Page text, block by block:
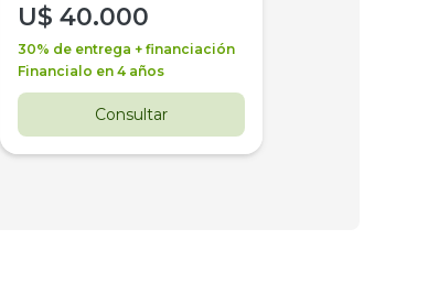
U$ 40.000
30% de entrega + financiación
Financialo en 4 años
Consultar